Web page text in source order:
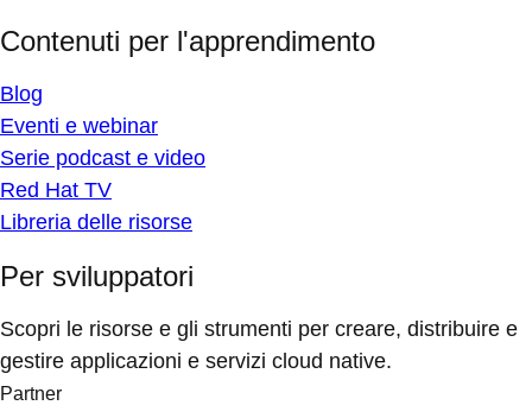
Contenuti per l'apprendimento
Blog
Eventi e webinar
Serie podcast e video
Red Hat TV
Libreria delle risorse
Per sviluppatori
Scopri le risorse e gli strumenti per creare, distribuire e
gestire applicazioni e servizi cloud native.
Partner